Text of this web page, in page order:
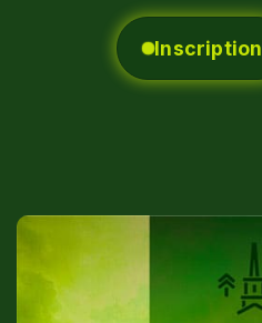
Inscription